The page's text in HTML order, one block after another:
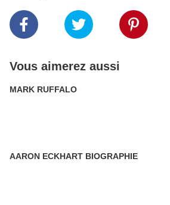
Vous aimerez aussi
MARK RUFFALO
AARON ECKHART BIOGRAPHIE